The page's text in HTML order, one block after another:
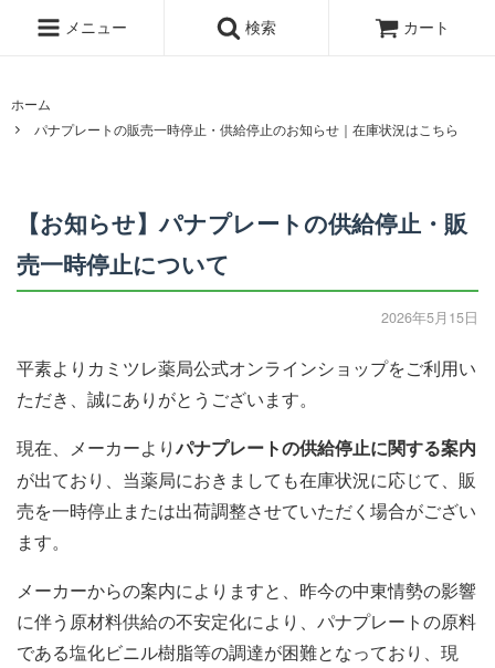
メニュー 検索 カート
ホーム
パナプレートの販売一時停止・供給停止のお知らせ｜在庫状況はこちら
【お知らせ】パナプレートの供給停止・販
売一時停止について
2026年5月15日
平素よりカミツレ薬局公式オンラインショップをご利用い
ただき、誠にありがとうございます。
現在、メーカーよりパナプレートの供給停止に関する案内
が出ており、当薬局におきましても在庫状況に応じて、販
売を一時停止または出荷調整させていただく場合がござい
ます。
メーカーからの案内によりますと、昨今の中東情勢の影響
に伴う原材料供給の不安定化により、パナプレートの原料
である塩化ビニル樹脂等の調達が困難となっており、現